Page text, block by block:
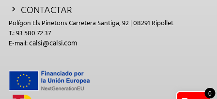
CONTACTAR
Polígon Els Pinetons Carretera Santiga, 92 | 08291 Ripollet
T.: 93 580 72 37
E-mail:calsi@calsi.com
0